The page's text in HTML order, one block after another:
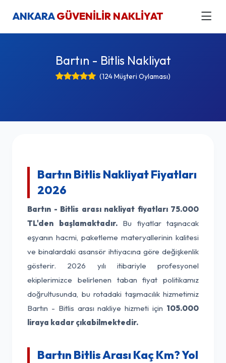
ANKARAGÜVENİLİR NAKLİYAT
Bartın - Bitlis Nakliyat
(124 Müşteri Oylaması)
Bartın Bitlis Nakliyat Fiyatları
2026
Bartın - Bitlis arası nakliyat fiyatları 75.000
TL'den başlamaktadır.Bu fiyatlar taşınacak
eşyanın hacmi, paketleme materyallerinin kalitesi
ve binalardaki asansör ihtiyacına göre değişkenlik
gösterir. 2026 yılı itibariyle profesyonel
ekiplerimizce belirlenen taban fiyat politikamız
doğrultusunda, bu rotadaki taşımacılık hizmetimiz
Bartın - Bitlis arası nakliye hizmeti için 105.000
liraya kadar çıkabilmektedir.
Bartın Bitlis Arası Kaç Km? Yol